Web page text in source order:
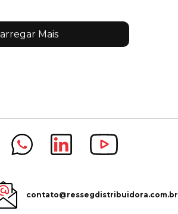
Mais
contato@ressegdistribuidora.com.br